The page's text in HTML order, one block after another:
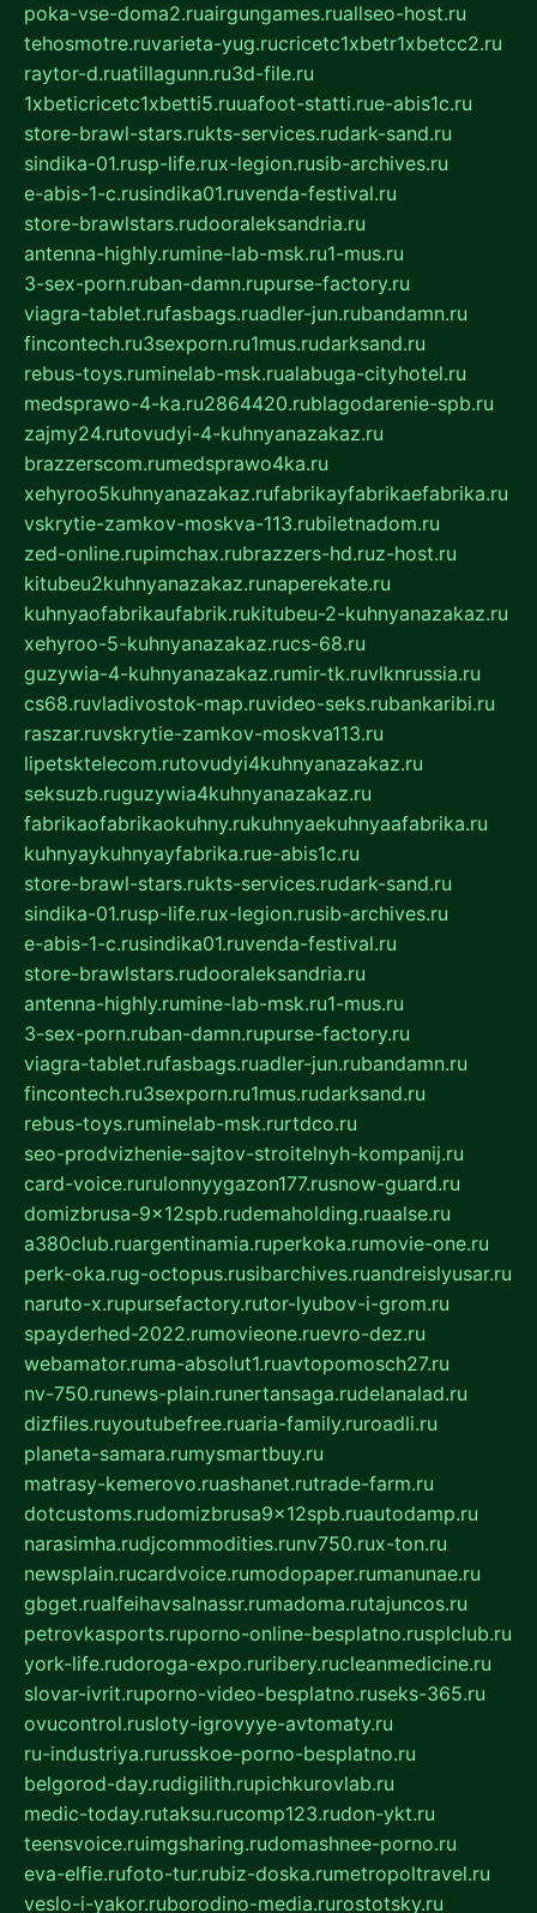
poka-vse-doma2.ruairgungames.ruallseo-host.ru
tehosmotre.ruvarieta-yug.rucricetc1xbetr1xbetcc2.ru
raytor-d.ruatillagunn.ru3d-file.ru
1xbeticricetc1xbetti5.ruuafoot-statti.rue-abis1c.ru
store-brawl-stars.rukts-services.rudark-sand.ru
sindika-01.rusp-life.rux-legion.rusib-archives.ru
e-abis-1-c.rusindika01.ruvenda-festival.ru
store-brawlstars.rudooraleksandria.ru
antenna-highly.rumine-lab-msk.ru1-mus.ru
3-sex-porn.ruban-damn.rupurse-factory.ru
viagra-tablet.rufasbags.ruadler-jun.rubandamn.ru
fincontech.ru3sexporn.ru1mus.rudarksand.ru
rebus-toys.ruminelab-msk.rualabuga-cityhotel.ru
medsprawo-4-ka.ru2864420.rublagodarenie-spb.ru
zajmy24.rutovudyi-4-kuhnyanazakaz.ru
brazzerscom.rumedsprawo4ka.ru
xehyroo5kuhnyanazakaz.rufabrikayfabrikaefabrika.ru
vskrytie-zamkov-moskva-113.rubiletnadom.ru
zed-online.rupimchax.rubrazzers-hd.ruz-host.ru
kitubeu2kuhnyanazakaz.runaperekate.ru
kuhnyaofabrikaufabrik.rukitubeu-2-kuhnyanazakaz.ru
xehyroo-5-kuhnyanazakaz.rucs-68.ru
guzywia-4-kuhnyanazakaz.rumir-tk.ruvlknrussia.ru
cs68.ruvladivostok-map.ruvideo-seks.rubankaribi.ru
raszar.ruvskrytie-zamkov-moskva113.ru
lipetsktelecom.rutovudyi4kuhnyanazakaz.ru
seksuzb.ruguzywia4kuhnyanazakaz.ru
fabrikaofabrikaokuhny.rukuhnyaekuhnyaafabrika.ru
kuhnyaykuhnyayfabrika.rue-abis1c.ru
store-brawl-stars.rukts-services.rudark-sand.ru
sindika-01.rusp-life.rux-legion.rusib-archives.ru
e-abis-1-c.rusindika01.ruvenda-festival.ru
store-brawlstars.rudooraleksandria.ru
antenna-highly.rumine-lab-msk.ru1-mus.ru
3-sex-porn.ruban-damn.rupurse-factory.ru
viagra-tablet.rufasbags.ruadler-jun.rubandamn.ru
fincontech.ru3sexporn.ru1mus.rudarksand.ru
rebus-toys.ruminelab-msk.rurtdco.ru
seo-prodvizhenie-sajtov-stroitelnyh-kompanij.ru
card-voice.rurulonnyygazon177.rusnow-guard.ru
domizbrusa-9x12spb.rudemaholding.ruaalse.ru
a380club.ruargentinamia.ruperkoka.rumovie-one.ru
perk-oka.rug-octopus.rusibarchives.ruandreislyusar.ru
naruto-x.rupursefactory.rutor-lyubov-i-grom.ru
spayderhed-2022.rumovieone.ruevro-dez.ru
webamator.ruma-absolut1.ruavtopomosch27.ru
nv-750.runews-plain.runertansaga.rudelanalad.ru
dizfiles.ruyoutubefree.ruaria-family.ruroadli.ru
planeta-samara.rumysmartbuy.ru
matrasy-kemerovo.ruashanet.rutrade-farm.ru
dotcustoms.rudomizbrusa9x12spb.ruautodamp.ru
narasimha.rudjcommodities.runv750.rux-ton.ru
newsplain.rucardvoice.rumodopaper.rumanunae.ru
gbget.rualfeihavsalnassr.rumadoma.rutajuncos.ru
petrovkasports.ruporno-online-besplatno.rusplclub.ru
york-life.rudoroga-expo.ruribery.rucleanmedicine.ru
slovar-ivrit.ruporno-video-besplatno.ruseks-365.ru
ovucontrol.rusloty-igrovyye-avtomaty.ru
ru-industriya.rurusskoe-porno-besplatno.ru
belgorod-day.rudigilith.rupichkurovlab.ru
medic-today.rutaksu.rucomp123.rudon-ykt.ru
teensvoice.ruimgsharing.rudomashnee-porno.ru
eva-elfie.rufoto-tur.rubiz-doska.rumetropoltravel.ru
veslo-i-yakor.ruborodino-media.rurostotsky.ru